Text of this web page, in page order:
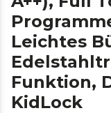
Leichtes
Funktion,
KidLock